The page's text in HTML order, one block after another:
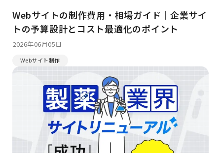
Webサイトの制作費用・相場ガイド｜企業サイ
トの予算設計とコスト最適化のポイント
2026年06月05日
Webサイト制作